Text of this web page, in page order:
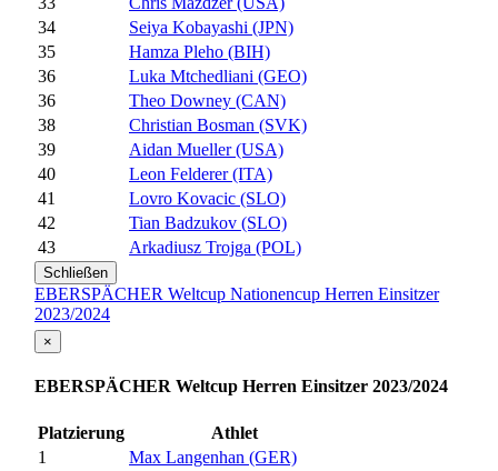
34
Seiya Kobayashi (JPN)
35
Hamza Pleho (BIH)
36
Luka Mtchedliani (GEO)
36
Theo Downey (CAN)
38
Christian Bosman (SVK)
39
Aidan Mueller (USA)
40
Leon Felderer (ITA)
41
Lovro Kovacic (SLO)
42
Tian Badzukov (SLO)
43
Arkadiusz Trojga (POL)
Schließen
EBERSPÄCHER Weltcup Nationencup Herren Einsitzer
2023/2024
×
EBERSPÄCHER Weltcup Herren Einsitzer 2023/2024
Platzierung
Athlet
1
Max Langenhan (GER)